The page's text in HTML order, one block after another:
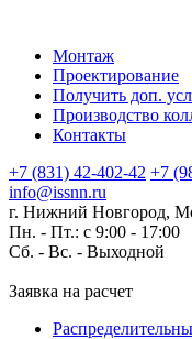
Монтаж
Проектирование
Получить доп.
Производство
Контакты
+7 (831) 42-402-42 +7
info@issnn.ru
г. Нижний Новгород,
Пн. - Пт.: с 9:00 - 17:00
Сб. - Вс. - Выходной
Заявка на расчет